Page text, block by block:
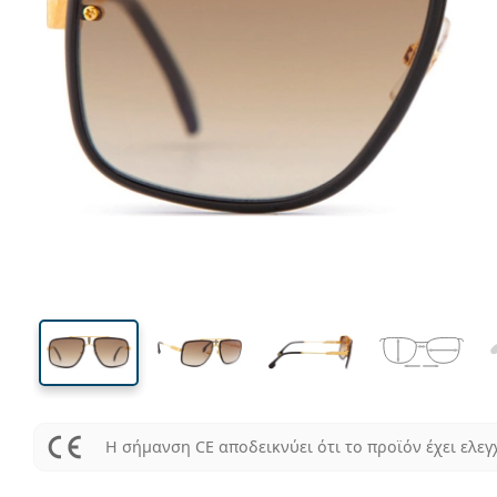
Ύψος φακού
59 mm
Μήκος φακού
Η σήμανση CE αποδεικνύει ότι το προϊόν έχει